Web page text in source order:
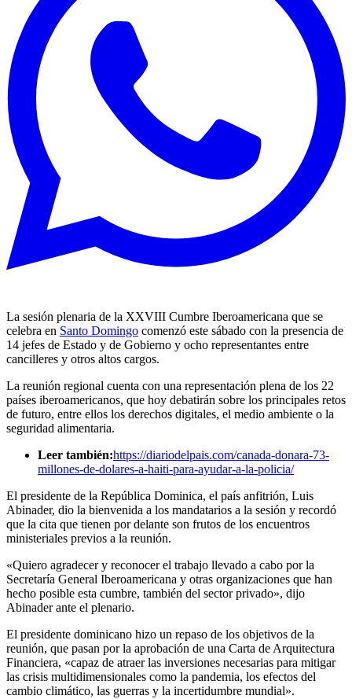
La sesión plenaria de la XXVIII Cumbre Iberoamericana que se
celebra en Santo Domingo comenzó este sábado con la presencia de
14 jefes de Estado y de Gobierno y ocho representantes entre
cancilleres y otros altos cargos.
La reunión regional cuenta con una representación plena de los 22
países iberoamericanos, que hoy debatirán sobre los principales retos
de futuro, entre ellos los derechos digitales, el medio ambiente o la
seguridad alimentaria.
Leer también:https://diariodelpais.com/canada-donara-73-
millones-de-dolares-a-haiti-para-ayudar-a-la-policia/
El presidente de la República Dominica, el país anfitrión, Luis
Abinader, dio la bienvenida a los mandatarios a la sesión y recordó
que la cita que tienen por delante son frutos de los encuentros
ministeriales previos a la reunión.
«Quiero agradecer y reconocer el trabajo llevado a cabo por la
Secretaría General Iberoamericana y otras organizaciones que han
hecho posible esta cumbre, también del sector privado», dijo
Abinader ante el plenario.
El presidente dominicano hizo un repaso de los objetivos de la
reunión, que pasan por la aprobación de una Carta de Arquitectura
Financiera, «capaz de atraer las inversiones necesarias para mitigar
las crisis multidimensionales como la pandemia, los efectos del
cambio climático, las guerras y la incertidumbre mundial».